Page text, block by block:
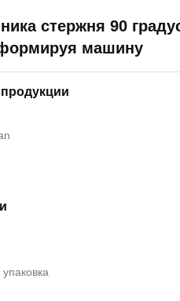
стержня 90
машину